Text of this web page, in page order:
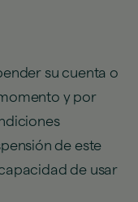
su cuenta o
y por
de este
de usar